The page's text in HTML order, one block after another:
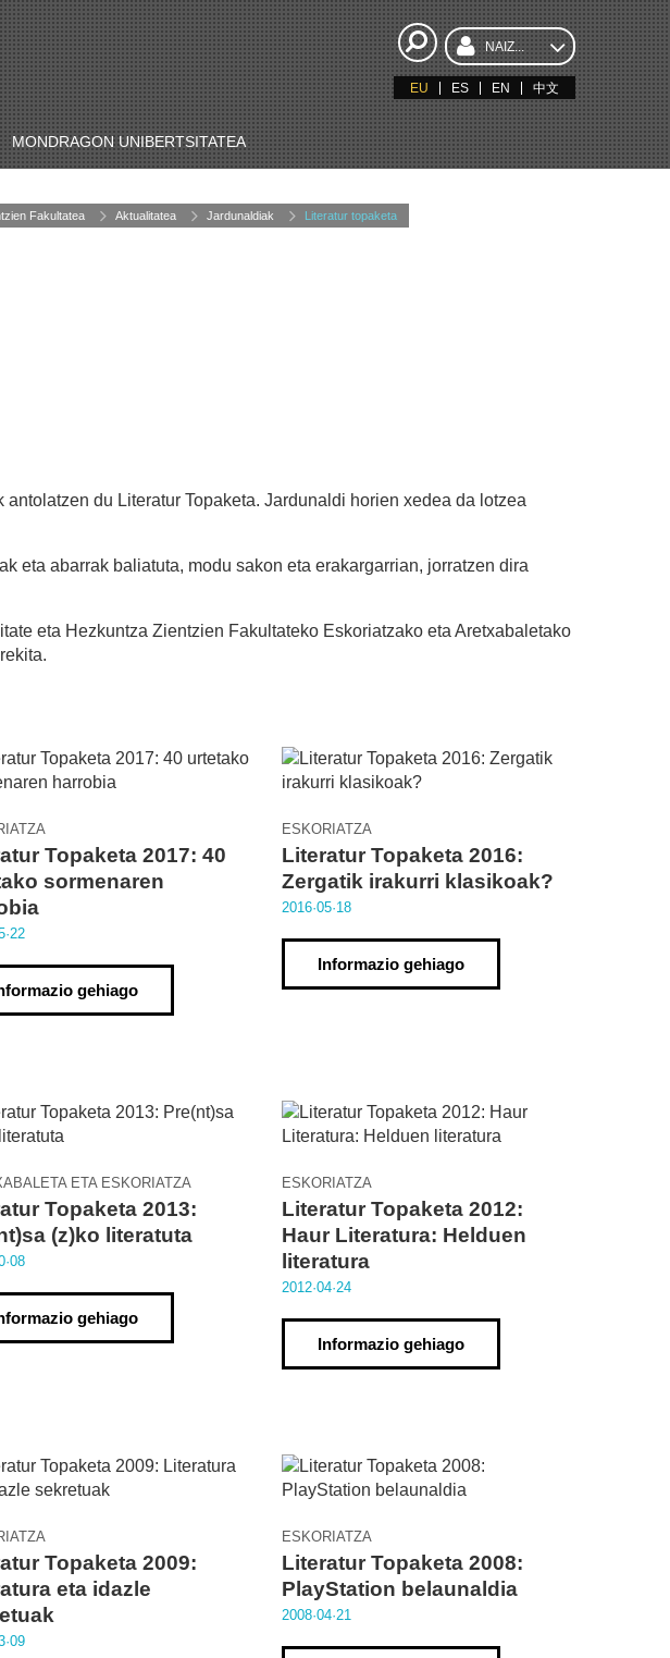
NAIZ...
EU ES EN 中文
MONDRAGON UNIBERTSITATEA
Fakultatea Aktualitatea Jardunaldiak Literatur topaketa
du Literatur Topaketa. Jardunaldi horien xedea da lotzea
eta abarrak baliatuta, modu sakon eta erakargarrian, jorratzen dira
eta Hezkuntza Zientzien Fakultateko Eskoriatzako eta Aretxabaletako
Topaketa 2017: 40
sormenaren
gehiago
ESKORIATZA
Literatur Topaketa 2016:
Zergatik irakurri klasikoak?
2016·05·18
Informazio gehiago
ETA ESKORIATZA
Topaketa 2013:
(z)ko literatuta
gehiago
ESKORIATZA
Literatur Topaketa 2012:
Haur Literatura: Helduen
literatura
2012·04·24
Informazio gehiago
Topaketa 2009:
eta idazle
ESKORIATZA
Literatur Topaketa 2008:
PlayStation belaunaldia
2008·04·21